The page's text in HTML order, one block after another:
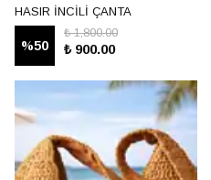
HASIR İNCİLİ ÇANTA
%50
₺ 1,800.00
₺ 900.00